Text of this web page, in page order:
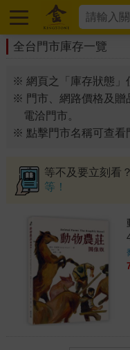
全台門市庫存一覽
※ 網頁之「庫存狀態」
※ 門市、網路價格及贈
電洽門市。
※ 點擊門市名稱可查看
等不及要立刻看
等！